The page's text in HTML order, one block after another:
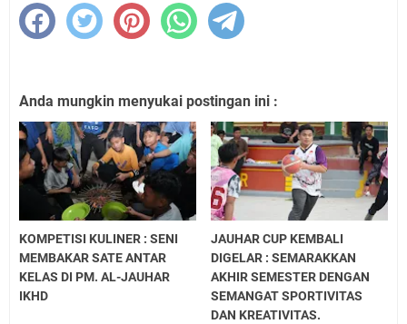
MENGUKIR KENANGAN, MENYAMBUT MASA
DEPAN
KEBERSAMAAN DALAM NUANSA IDUL
ADHA, PM. AL-JAUHAR IKHD GELAR MAKAN
SIANG BERSAMA
FATHUL KUTUB : KHAZANAH KEILMUAN
SANTRI AKHIR BERTAMBAH LUAS
AL-JAUHAR GEMILANG, RAIH JUARA UMUM
AKSIOMA 2026
HALAL BI HALAL, MENGUATKAN
PERSAUDARAAN
AL-JAUHAR DEKLARASIKAN KOMITMEN
Anda mungkin menyukai postingan ini :
KOMPETISI KULINER : SENI
MEMBAKAR SATE ANTAR
KELAS DI PM. AL-JAUHAR
IKHD
JAUHAR CUP KEMBALI
DIGELAR : SEMARAKKAN
AKHIR SEMESTER DENGAN
SEMANGAT SPORTIVITAS
DAN KREATIVITAS.